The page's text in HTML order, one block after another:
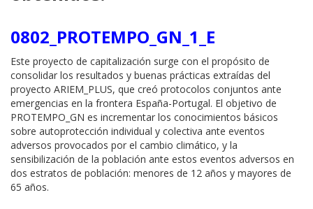
0802_PROTEMPO_GN_1_E
Este proyecto de capitalización surge con el propósito de
consolidar los resultados y buenas prácticas extraídas del
proyecto ARIEM_PLUS, que creó protocolos conjuntos ante
emergencias en la frontera España-Portugal. El objetivo de
PROTEMPO_GN es incrementar los conocimientos básicos
sobre autoprotección individual y colectiva ante eventos
adversos provocados por el cambio climático, y la
sensibilización de la población ante estos eventos adversos en
dos estratos de población: menores de 12 años y mayores de
65 años.